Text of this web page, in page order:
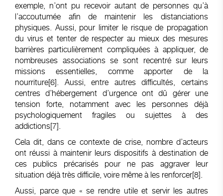
exemple, n’ont pu recevoir autant de personnes qu’à
l’accoutumée afin de maintenir les distanciations
physiques. Aussi, pour limiter le risque de propagation
du virus et tenter de respecter au mieux des mesures
barrières particulièrement compliquées à appliquer, de
nombreuses associations se sont recentré sur leurs
missions essentielles, comme apporter de la
nourriture[6]. Aussi, entre autres difficultés, certains
centres d’hébergement d’urgence ont dû gérer une
tension forte, notamment avec les personnes déjà
psychologiquement fragiles ou sujettes à des
addictions[7].
Cela dit, dans ce contexte de crise, nombre d’acteurs
ont réussi à maintenir leurs dispositifs à destination de
ces publics précarisés pour ne pas aggraver leur
situation déjà très difficile, voire même à les renforcer[8].
Aussi, parce que « se rendre utile et servir les autres